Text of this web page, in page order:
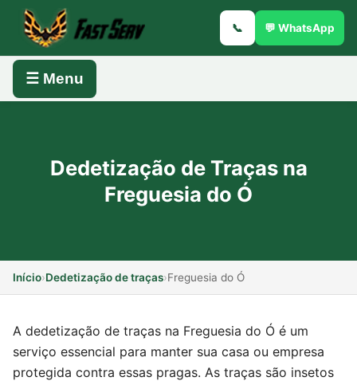
📞 💬 WhatsApp
☰ Menu
Dedetização de Traças na
Freguesia do Ó
Início›Dedetização de traças›Freguesia do Ó
A dedetização de traças na Freguesia do Ó é um
serviço essencial para manter sua casa ou empresa
protegida contra essas pragas. As traças são insetos